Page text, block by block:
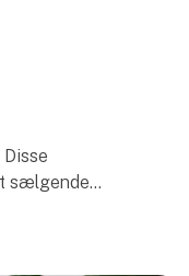
sælgende